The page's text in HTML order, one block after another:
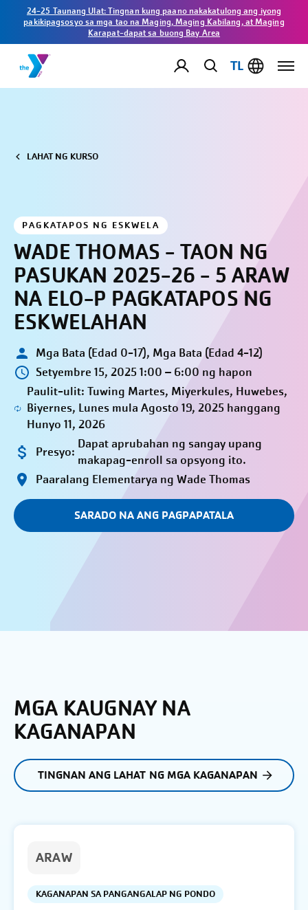
24-25 Taunang Ulat: Tingnan kung paano nakakatulong ang iyong
pakikipagsosyo sa mga tao na Maging, Maging Kabilang, at Maging
Karapat-dapat sa buong Bay Area
TL
LAHAT NG KURSO
PAGKATAPOS NG ESKWELA
WADE THOMAS - TAON NG
PASUKAN 2025-26 - 5 ARAW
NA ELO-P PAGKATAPOS NG
ESKWELAHAN
Mga Bata (Edad 0-17), Mga Bata (Edad 4-12)
Setyembre 15, 2025 1:00 – 6:00 ng hapon
Paulit-ulit: Tuwing Martes, Miyerkules, Huwebes,
Biyernes, Lunes mula Agosto 19, 2025 hanggang
Hunyo 11, 2026
Presyo:
Dapat aprubahan ng sangay upang
makapag-enroll sa opsyong ito.
Paaralang Elementarya ng Wade Thomas
SARADO NA ANG PAGPAPATALA
MGA KAUGNAY NA
KAGANAPAN
TINGNAN ANG LAHAT NG MGA KAGANAPAN
ARAW
KAGANAPAN SA PANGANGALAP NG PONDO